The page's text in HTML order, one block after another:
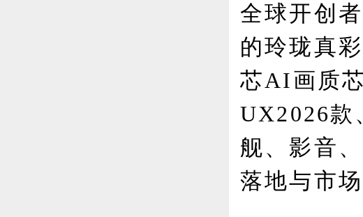
全球开创
的玲珑真
芯AI画质
UX2026款
舰、影音
落地与市场